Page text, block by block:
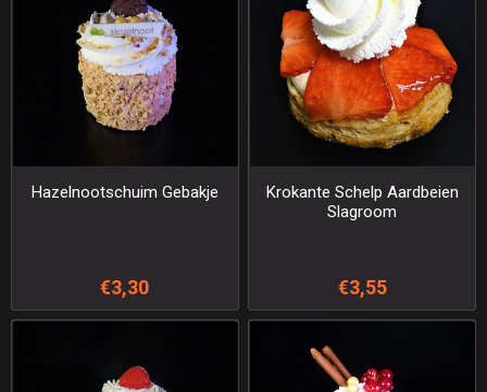
Hazelnootschuim Gebakje
€3,30
Krokante Schelp Aardbeien
Slagroom
€3,55